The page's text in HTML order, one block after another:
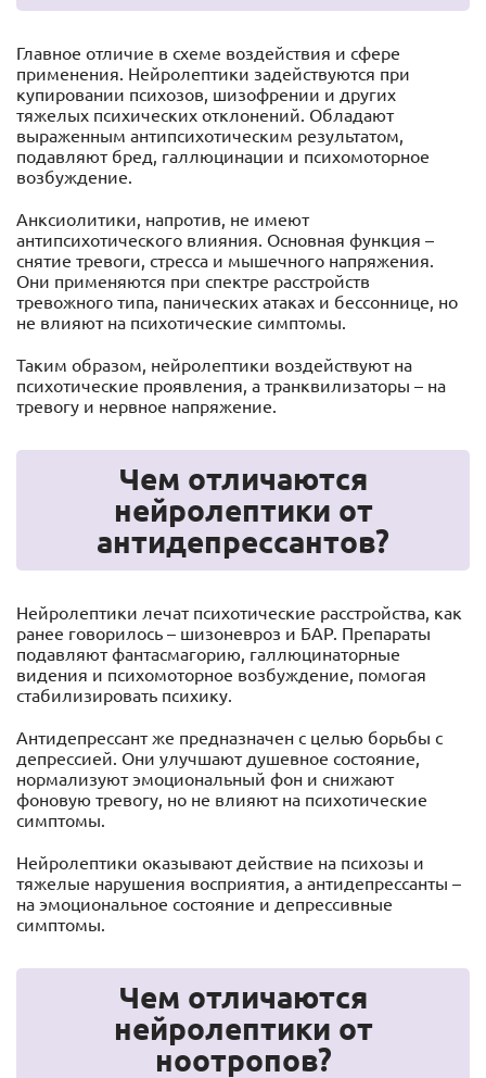
Главное отличие в схеме воздействия и сфере
применения. Нейролептики задействуются при
купировании психозов, шизофрении и других
тяжелых психических отклонений. Обладают
выраженным антипсихотическим результатом,
подавляют бред, галлюцинации и психомоторное
возбуждение.
Анксиолитики, напротив, не имеют
антипсихотического влияния. Основная функция –
снятие тревоги, стресса и мышечного напряжения.
Они применяются при спектре расстройств
тревожного типа, панических атаках и бессоннице, но
не влияют на психотические симптомы.
Таким образом, нейролептики воздействуют на
психотические проявления, а транквилизаторы – на
тревогу и нервное напряжение.
Чем отличаются
нейролептики от
антидепрессантов?
Нейролептики лечат психотические расстройства, как
ранее говорилось – шизоневроз и БАР. Препараты
подавляют фантасмагорию, галлюцинаторные
видения и психомоторное возбуждение, помогая
стабилизировать психику.
Антидепрессант же предназначен с целью борьбы с
депрессией. Они улучшают душевное состояние,
нормализуют эмоциональный фон и снижают
фоновую тревогу, но не влияют на психотические
симптомы.
Нейролептики оказывают действие на психозы и
тяжелые нарушения восприятия, а антидепрессанты –
на эмоциональное состояние и депрессивные
симптомы.
Чем отличаются
нейролептики от
ноотропов?